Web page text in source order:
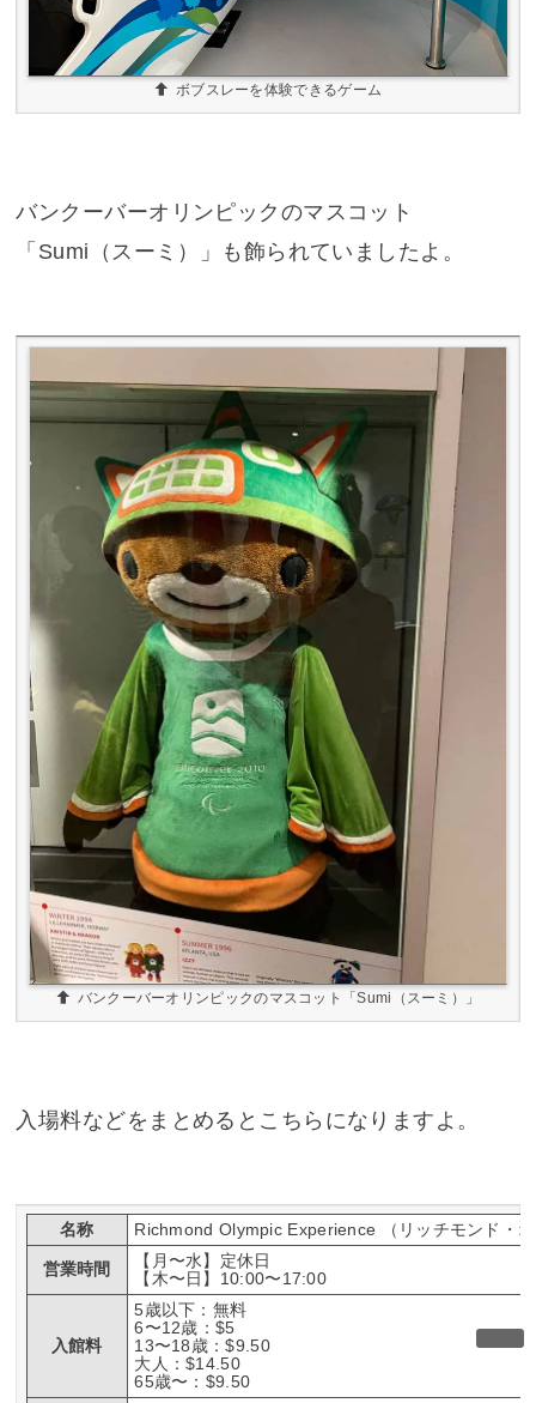
ボブスレーを体験できるゲーム
バンクーバーオリンピックのマスコット
「Sumi（スーミ）」も飾られていましたよ。
バンクーバーオリンピックのマスコット「Sumi（スーミ）」
入場料などをまとめるとこちらになりますよ。
名称 Richmond Olympic Experience （リッチモンド・
営業時間
【月〜水】定休日
【木〜日】10:00〜17:00
入館料
5歳以下：無料
6〜12歳：$5
13〜18歳：$9.50
大人：$14.50
65歳〜：$9.50